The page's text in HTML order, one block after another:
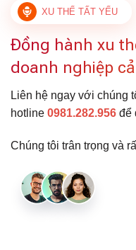
XU THẾ TẤT YẾU
Đồng hành xu
doanh nghiệp
Liên hệ ngay với chúng
hotline 0981.282.956 để
Chúng tôi trân trọng và